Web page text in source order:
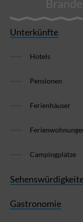
Unterkünfte
Hotels
Pensionen
Ferienhäuser
Campingplätze
Gastronomie